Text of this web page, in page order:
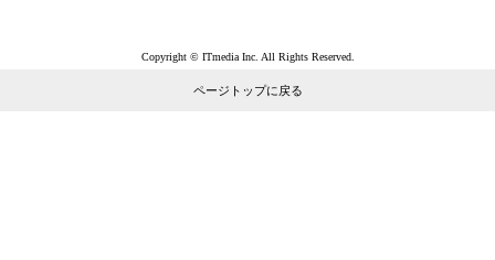
Copyright © ITmedia Inc. All Rights Reserved.
ページトップに戻る